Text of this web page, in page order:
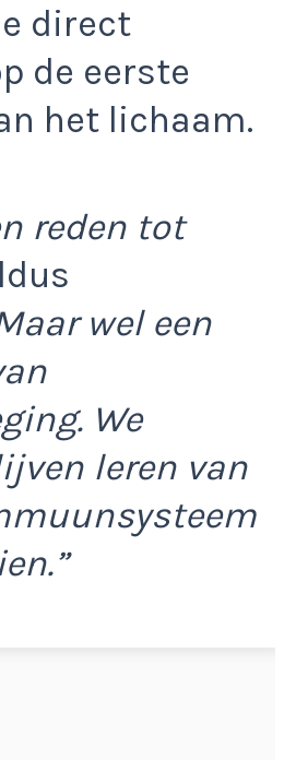
direct
de eerste
het lichaam.
reden tot
wel een
We
leren van